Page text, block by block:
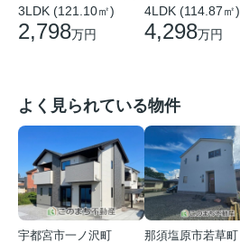
3LDK (121.10㎡)
2,798万円
4LDK (114.87㎡)
4,298万円
よく見られている物件
宇都宮市一ノ沢町
那須塩原市若草町